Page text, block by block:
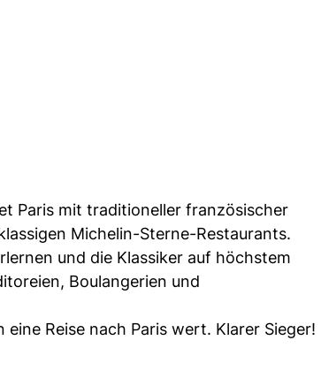
Paris mit traditioneller französischer
Michelin-Sterne-Restaurants.
und die Klassiker auf höchstem
Boulangerien und
Reise nach Paris wert. Klarer Sieger!